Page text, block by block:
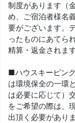
制度があります（
め、ご宿泊者様名
要がございます。
ったものにあてら
精算・返金されます
■ハウスキーピン
は環境保全の一環
は必要に応じて）
をご希望の際は、
出頂く必要があり